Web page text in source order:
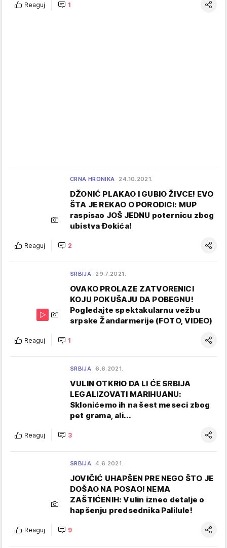
Reaguj 1
CRNA HRONIKA 24.10.2021.
DŽONIĆ PLAKAO I GUBIO ŽIVCE! EVO
ŠTA JE REKAO O PORODICI: MUP
raspisao JOŠ JEDNU poternicu zbog
ubistva Đokića!
Reaguj 2
SRBIJA 29.7.2021.
OVAKO PROLAZE ZATVORENICI
KOJU POKUŠAJU DA POBEGNU!
Pogledajte spektakularnu vežbu
srpske Žandarmerije (FOTO, VIDEO)
Reaguj 1
SRBIJA 6.6.2021.
VULIN OTKRIO DA LI ĆE SRBIJA
LEGALIZOVATI MARIHUANU:
Sklonićemo ih na šest meseci zbog
pet grama, ali...
Reaguj 3
SRBIJA 4.6.2021.
JOVIČIĆ UHAPŠEN PRE NEGO ŠTO JE
DOŠAO NA POSAO! NEMA
ZAŠTIĆENIH: Vulin izneo detalje o
hapšenju predsednika Palilule!
Reaguj 9